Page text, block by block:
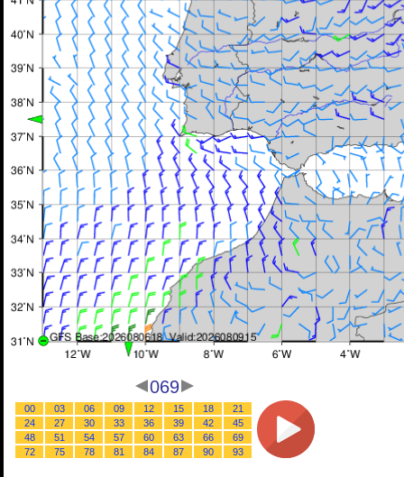
069
00 03 06 09 12 15 18
21
24
27 30 33 36 39 42
45
48
51 54 57 60 63 66
69
72
75 78 81 84 87 90 93